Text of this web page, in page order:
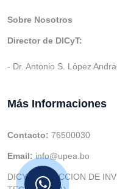
Sobre Nosotros
Director de DICyT:
- Dr. Antonio S. López
Más Informaciones
Contacto: 76500030
Email: info@upea.bo
DICYT (DIRECCION DE